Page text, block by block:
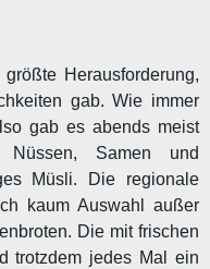
Herausforderung,
gab. Wie immer
gab es abends meist
Nüssen, Samen und
Müsli. Die regionale
kaum Auswahl außer
Die mit frischen
trotzdem jedes Mal ein